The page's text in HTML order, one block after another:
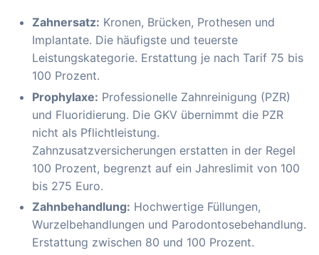
Zahnersatz: Kronen, Brücken, Prothesen und
Implantate. Die häufigste und teuerste
Leistungskategorie. Erstattung je nach Tarif 75 bis
100 Prozent.
Prophylaxe: Professionelle Zahnreinigung (PZR)
und Fluoridierung. Die GKV übernimmt die PZR
nicht als Pflichtleistung.
Zahnzusatzversicherungen erstatten in der Regel
100 Prozent, begrenzt auf ein Jahreslimit von 100
bis 275 Euro.
Zahnbehandlung: Hochwertige Füllungen,
Wurzelbehandlungen und Parodontosebehandlung.
Erstattung zwischen 80 und 100 Prozent.